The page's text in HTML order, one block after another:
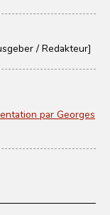
/ Redakteur]
par Georges